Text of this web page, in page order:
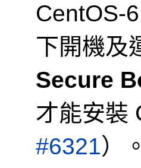
CentOS-
下開機及
Secure
才能安裝
#6321）。